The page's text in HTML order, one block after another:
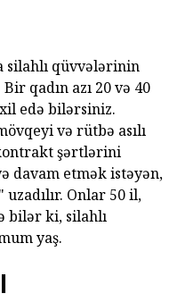
silahlı qüvvələrinin
qadın azı 20 və 40
edə bilərsiniz.
və rütbə asılı
şərtlərini
davam etmək istəyən,
Onlar 50 il,
bilər ki, silahlı
yaş.